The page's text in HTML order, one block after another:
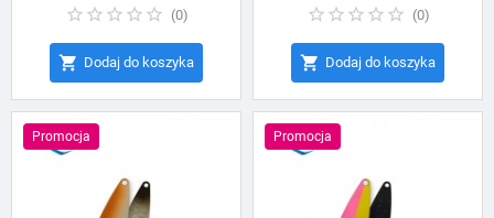
(0)
 Dodaj do koszyka
(0)
 Dodaj do koszyka
Promocja Promocja